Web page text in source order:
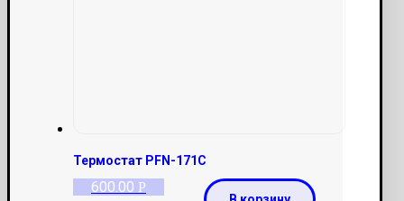
Термостат PFN-171C
600.00 Р